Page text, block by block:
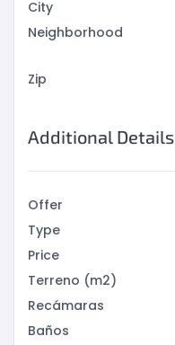
City
Neighborhood
Zip
Additional Details
Offer
Type
Price
Terreno (m2)
Recámaras
Baños